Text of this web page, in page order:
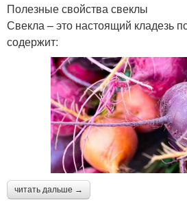
Полезные свойства свеклы
Свекла – это настоящий кладезь
содержит:
читать дальше →